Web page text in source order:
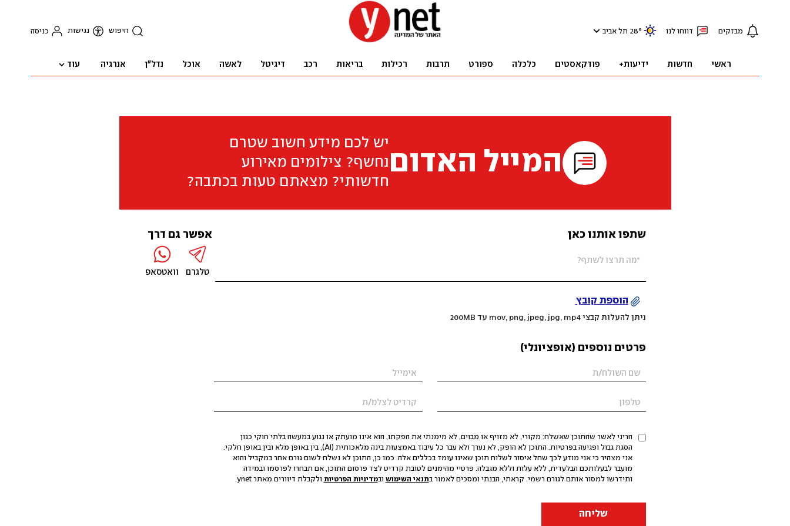
מבזקים דווחו לנו 28° תל אביב חיפוש נגישות כניסה
ראשי חדשות ידיעות+ פודקאסטים כלכלה ספורט תרבות רכילות בריאות רכב דיגיטל לאשה אוכל נדל"ן אנרגיה עוד
המייל האדום
יש לכם מידע חשוב שטרם
נחשף? צילומים מאירוע
חדשותי? מצאתם טעות בכתבה?
שתפו אותנו כאן
הוספת קובץ
ניתן להעלות קבצי mov, png, jpeg, jpg, mp4 עד 200MB
פרטים נוספים (אופציונלי)
הריני לאשר שהתוכן שאשלח: מקורי, לא מזויף או מבוים, לא מימנתי את הפקתו, הוא אינו מועתק או נגוע במעשה בלתי חוקי כגון
הסגת גבול ופגיעה בפרטיות. התוכן לא הופק, לא נערך ולא עבר כל עיבוד באמצעות בינה מלאכותית (AI), בין באופן מלא ובין באופן חלקי.
אני מצהיר כי אני מודע לכך שחל איסור לשלוח תוכן שאינו עומד בכללים אלה. כמו כן, התוכן לא נשלח לשום גורם אחר במקביל והוא
מועבר לבעלותכם הבלעדית, ללא עלות וללא מגבלה. פרטיי מהימנים לטובת קרדיט לצד פרסום התוכן, אם תבחרו לפרסמו ובמידה
ותידרשו למסור אותם לגורם רשמי. קראתי, הבנתי ומסכים לאמור בתנאי השימוש ובמדיניות הפרטיות ולקבלת דיוורים מאתר ynet.
שליחה
אפשר גם דרך
טלגרם וואטסאפ